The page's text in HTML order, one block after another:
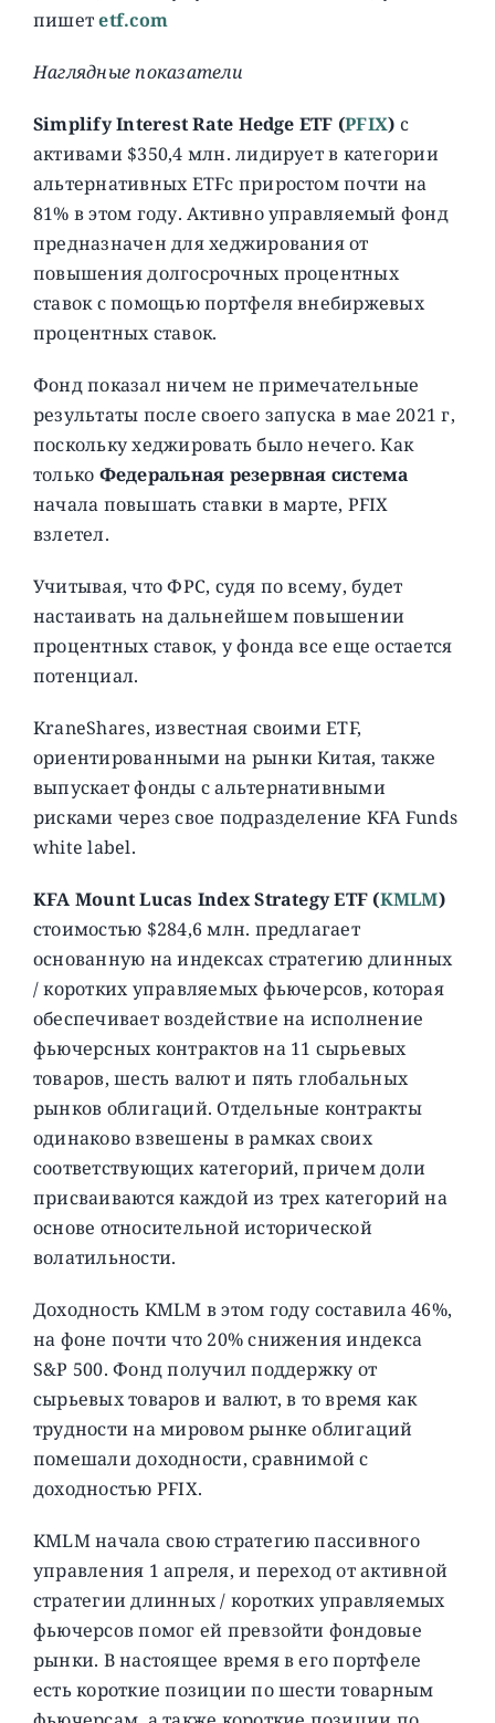
пишетetf.com
Наглядные показатели
Simplify Interest Rate Hedge ETF (PFIX) c
активами $350,4 млн. лидирует в категории
альтернативных ETFс приростом почти на
81% в этом году. Активно управляемый фонд
предназначен для хеджирования от
повышения долгосрочных процентных
ставок с помощью портфеля внебиржевых
процентных ставок.
Фонд показал ничем не примечательные
результаты после своего запуска в мае 2021 г,
поскольку хеджировать было нечего. Как
только Федеральная резервная система
начала повышать ставки в марте, PFIX
взлетел.
Учитывая, что ФРС, судя по всему, будет
настаивать на дальнейшем повышении
процентных ставок, у фонда все еще остается
потенциал.
KraneShares, известная своими ETF,
ориентированными на рынки Китая, также
выпускает фонды с альтернативными
рисками через свое подразделение KFA Funds
white label.
KFA Mount Lucas Index Strategy ETF (KMLM)
стоимостью $284,6 млн. предлагает
основанную на индексах стратегию длинных
/ коротких управляемых фьючерсов, которая
обеспечивает воздействие на исполнение
фьючерсных контрактов на 11 сырьевых
товаров, шесть валют и пять глобальных
рынков облигаций. Отдельные контракты
одинаково взвешены в рамках своих
соответствующих категорий, причем доли
присваиваются каждой из трех категорий на
основе относительной исторической
волатильности.
Доходность KMLM в этом году составила 46%,
на фоне почти что 20% снижения индекса
S&P 500. Фонд получил поддержку от
сырьевых товаров и валют, в то время как
трудности на мировом рынке облигаций
помешали доходности, сравнимой с
доходностью PFIX.
KMLM начала свою стратегию пассивного
управления 1 апреля, и переход от активной
стратегии длинных / коротких управляемых
фьючерсов помог ей превзойти фондовые
рынки. В настоящее время в его портфеле
есть короткие позиции по шести товарным